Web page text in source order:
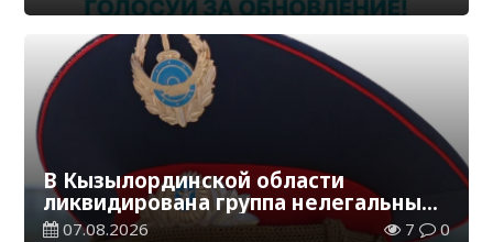
В Кызылординской области
ликвидирована группа нелегальных
добытчиков золота
07.08.2026 7 0